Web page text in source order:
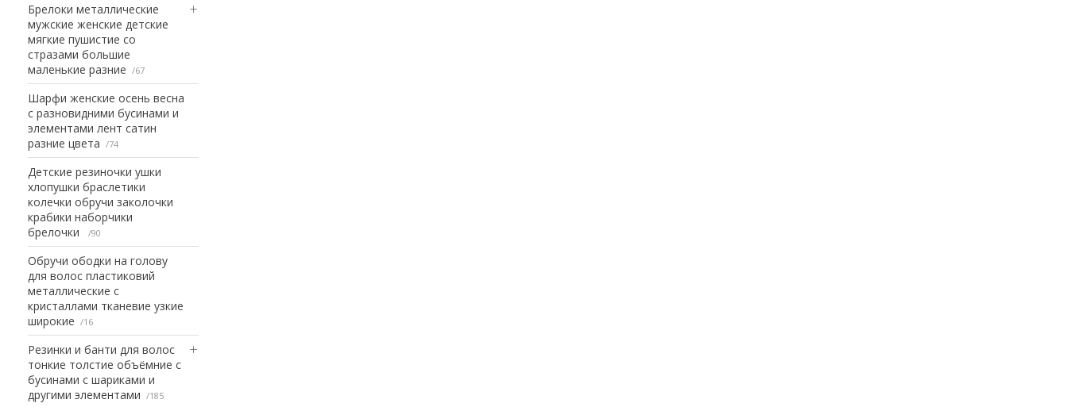
Брелоки металлические
мужские женские детские
мягкие пушистие со
стразами большие
маленькие разние
67
Шарфи женские осень весна
с разновидними бусинами и
элементами лент сатин
разние цвета
74
Детские резиночки ушки
хлопушки браслетики
колечки обручи заколочки
крабики наборчики
брелочки
90
Обручи ободки на голову
для волос пластиковий
металлические с
кристаллами тканевие узкие
широкие
16
Резинки и банти для волос
тонкие толстие объёмние с
бусинами с шариками и
другими элементами
185